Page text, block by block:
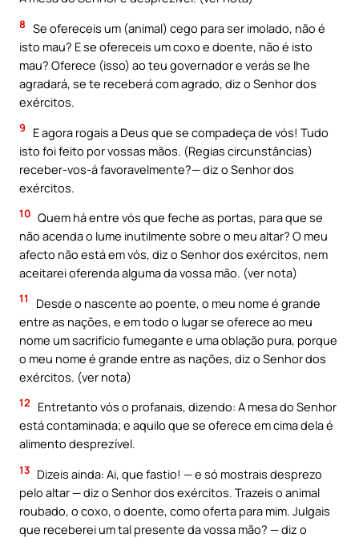
8 Se ofereceis um (animal) cego para ser imolado, não é
isto mau? E se ofereceis um coxo e doente, não é isto
mau? Oferece (isso) ao teu governador e verás se lhe
agradará, se te receberá com agrado, diz o Senhor dos
exércitos.
9
E agora rogais a Deus que se compadeça de vós! Tudo
isto foi feito por vossas mãos. (Regias circunstâncias)
receber-vos-á favoravelmente?— diz o Senhor dos
exércitos.
10 Quem há entre vós que feche as portas, para que se
não acenda o lume inutilmente sobre o meu altar? O meu
afecto não está em vós, diz o Senhor dos exércitos, nem
aceitarei oferenda alguma da vossa mão. (ver nota)
11
Desde o nascente ao poente, o meu nome é grande
entre as nações, e em todo o lugar se oferece ao meu
nome um sacrifício fumegante e uma oblação pura, porque
o meu nome é grande entre as nações, diz o Senhor dos
exércitos. (ver nota)
12
Entretanto vós o profanais, dizendo: A mesa do Senhor
está contaminada; e aquilo que se oferece em cima dela é
alimento desprezível.
13 Dizeis ainda: Ai, que fastio! — e só mostrais desprezo
pelo altar — diz o Senhor dos exércitos. Trazeis o animal
roubado, o coxo, o doente, como oferta para mim. Julgais
que receberei um tal presente da vossa mão? — diz o